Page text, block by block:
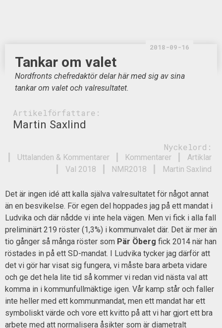
2018-09-16
Tankar om valet
Nordfronts chefredaktör delar här med sig av sina
tankar om valet och valresultatet.
Artikelförfattare:
Martin Saxlind
Nyckelord:
Artiklar
Kommentarer
Uttalanden & Kommentarer
Martin Saxlind
NMR2018
Val 2018
Det är ingen idé att kalla själva valresultatet för något annat
än en besvikelse. För egen del hoppades jag på ett mandat i
Ludvika och där nådde vi inte hela vägen. Men vi fick i alla fall
preliminärt 219 röster (1,3%) i kommunvalet där. Det är mer än
tio gånger så många röster som Pär Öberg fick 2014 när han
röstades in på ett SD-mandat. I Ludvika tycker jag därför att
det vi gör har visat sig fungera, vi måste bara arbeta vidare
och ge det hela lite tid så kommer vi redan vid nästa val att
komma in i kommunfullmäktige igen. Vår kamp står och faller
inte heller med ett kommunmandat, men ett mandat har ett
symboliskt värde och vore ett kvitto på att vi har gjort ett bra
arbete med att normalisera åsikter som är diametralt